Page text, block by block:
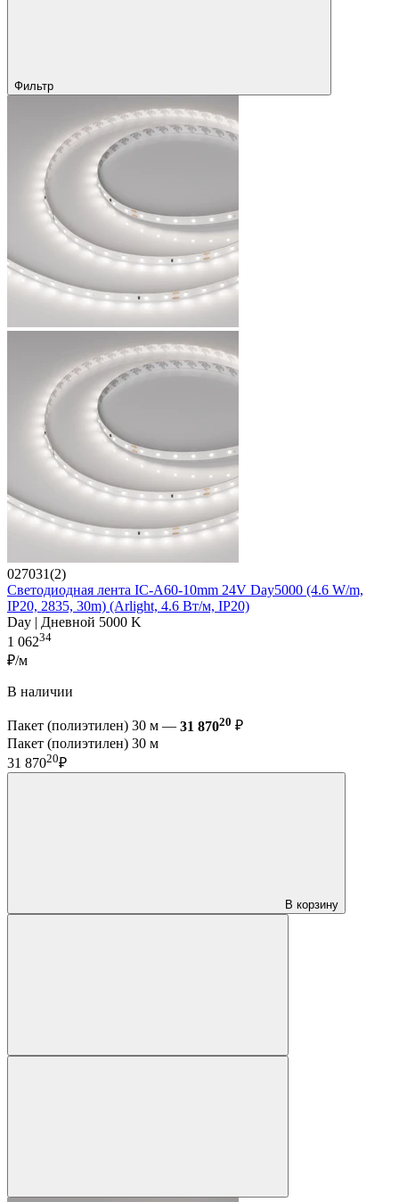
Фильтр
027031(2)
Светодиодная лента IC-A60-10mm 24V Day5000 (4.6 W/m,
IP20, 2835, 30m) (Arlight, 4.6 Вт/м, IP20)
Day | Дневной 5000 K
1 06234
₽/м
В наличии
Пакет (полиэтилен) 30 м — 31 87020 ₽
Пакет (полиэтилен) 30 м
31 87020₽
В корзину